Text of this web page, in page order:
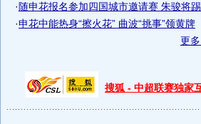
·随申花报名参加四国城市邀请赛 朱骏将踢
·申花中能热身“擦火花” 曲波“挑事”领黄牌
更
搜狐 - 中超联赛独家